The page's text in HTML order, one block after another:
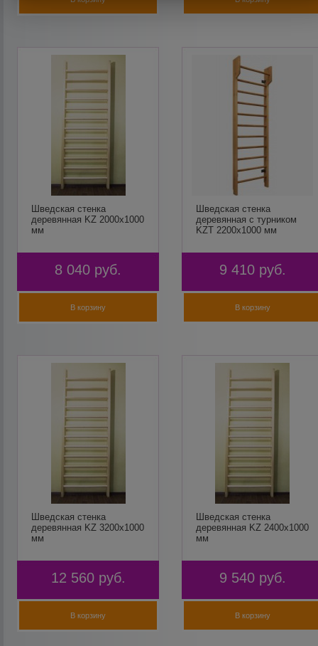
Шведская стенка
деревянная KZ 2000х1000
мм
8 040 руб.
В корзину
Шведская стенка
деревянная с турником
KZT 2200х1000 мм
9 410 руб.
В корзину
Шведская стенка
деревянная KZ 3200х1000
мм
12 560 руб.
В корзину
Шведская стенка
деревянная KZ 2400х1000
мм
9 540 руб.
В корзину